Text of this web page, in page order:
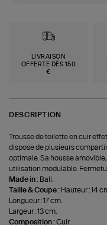
LIVRAISON
OFFERTE DÈS 150
€
DESCRIPTION
Trousse de toilette en cuir
dispose de plusieurs
optimale. Sa housse
utilisation modulable.
Made in : Bali.
Taille & Coupe : Hauteur : 14
Longueur : 17 cm.
Largeur : 13 cm.
Composition :Cuir.